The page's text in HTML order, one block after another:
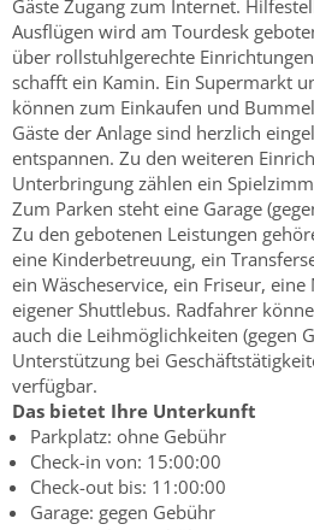
Gäste Zugang zum Internet.
Ausflügen wird am Tourdesk
über rollstuhlgerechte
schafft ein Kamin. Ein Supermarkt
können zum Einkaufen und
Gäste der Anlage sind herzlich
entspannen. Zu den weiteren
Unterbringung zählen ein
Zum Parken steht eine Garage
Zu den gebotenen Leistungen
eine Kinderbetreuung, ein
ein Wäscheservice, ein Friseur,
eigener Shuttlebus. Radfahrer
auch die Leihmöglichkeiten (gegen
Unterstützung bei
verfügbar.
Das bietet Ihre Unterkunft
Parkplatz: ohne Gebühr
Check-in von: 15:00:00
Check-out bis: 11:00:00
Garage: gegen Gebühr